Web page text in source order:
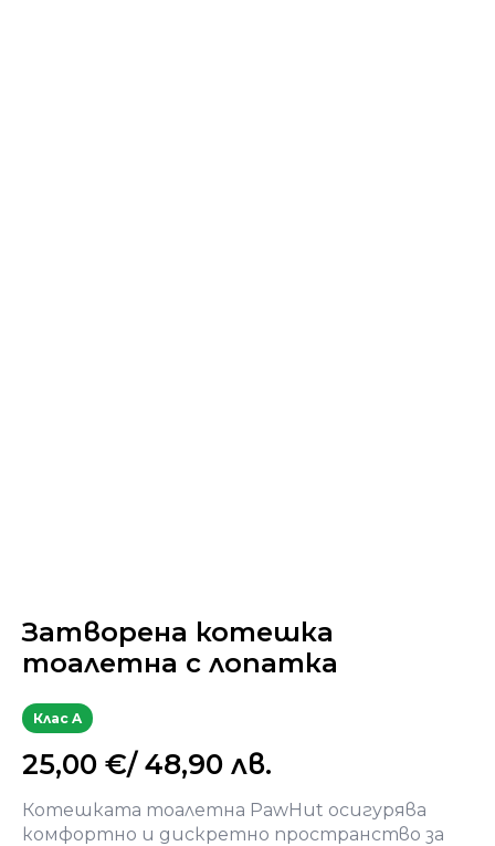
Затворена котешка
тоалетна с лопатка
Клас A
25,00 €/ 48,90 лв.
Котешката тоалетна PawHut осигурява
комфортно и дискретно пространство за